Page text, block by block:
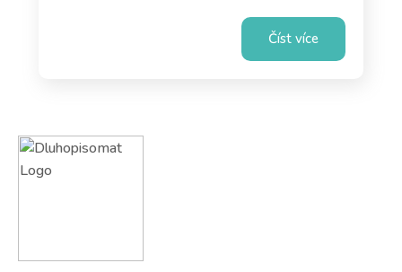
Číst více